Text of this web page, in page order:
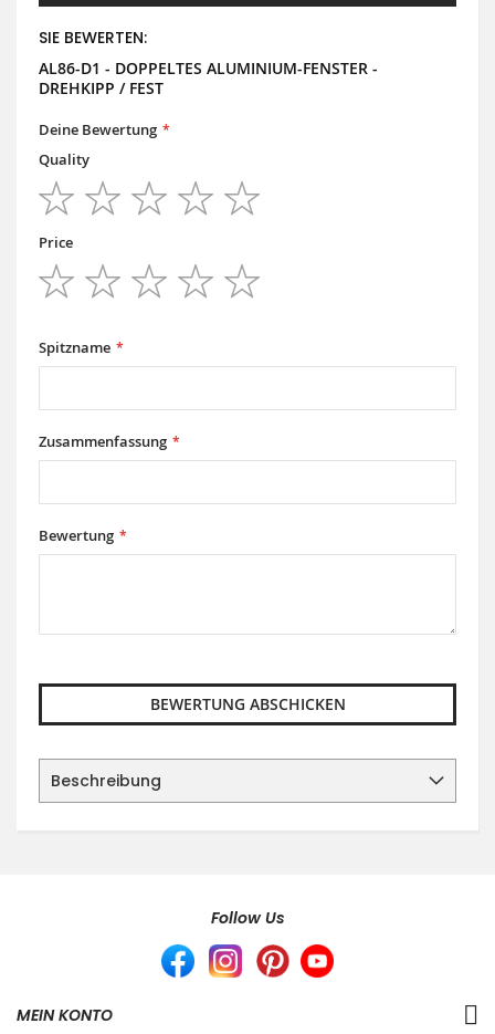
SIE BEWERTEN:
AL86-D1 - DOPPELTES ALUMINIUM-FENSTER -
DREHKIPP / FEST
Deine Bewertung
Quality
star
stars
stars
stars
stars
Price
Spitzname
Zusammenfassung
Bewertung
BEWERTUNG ABSCHICKEN
Beschreibung
Follow Us
MEIN KONTO